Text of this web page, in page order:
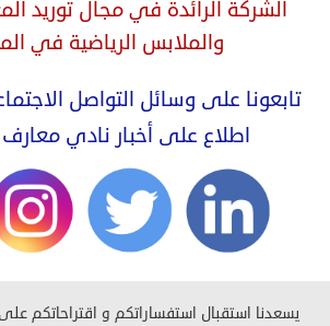
الشركة الرائدة في مجال توريد
والملابس الرياضية في
تابعونا على وسائل التواصل
اطلاع على أخبار نادي
يسعدنا استقبال استفساراتكم و اقتراحاتكم